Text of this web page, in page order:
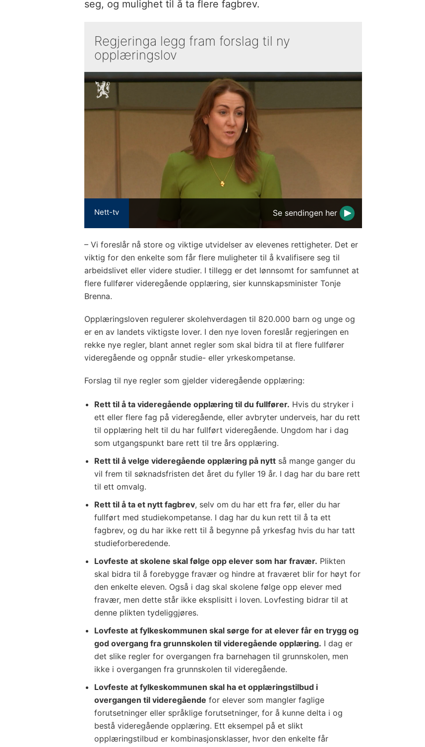
seg, og mulighet til å ta flere fagbrev.
Nett-tv
Regjeringa legg fram forslag til ny
opplæringslov
Se sendingen her
– Vi foreslår nå store og viktige utvidelser av elevenes rettigheter. Det er
viktig for den enkelte som får flere muligheter til å kvalifisere seg til
arbeidslivet eller videre studier. I tillegg er det lønnsomt for samfunnet at
flere fullfører videregående opplæring, sier kunnskapsminister Tonje
Brenna.
Opplæringsloven regulerer skolehverdagen til 820.000 barn og unge og
er en av landets viktigste lover. I den nye loven foreslår regjeringen en
rekke nye regler, blant annet regler som skal bidra til at flere fullfører
videregående og oppnår studie- eller yrkeskompetanse.
Forslag til nye regler som gjelder videregående opplæring:
Rett til å ta videregående opplæring til du fullfører. Hvis du stryker i
ett eller flere fag på videregående, eller avbryter underveis, har du rett
til opplæring helt til du har fullført videregående. Ungdom har i dag
som utgangspunkt bare rett til tre års opplæring.
Rett til å velge videregående opplæring på nytt så mange ganger du
vil frem til søknadsfristen det året du fyller 19 år. I dag har du bare rett
til ett omvalg.
Rett til å ta et nytt fagbrev, selv om du har ett fra før, eller du har
fullført med studiekompetanse. I dag har du kun rett til å ta ett
fagbrev, og du har ikke rett til å begynne på yrkesfag hvis du har tatt
studieforberedende.
Lovfeste at skolene skal følge opp elever som har fravær. Plikten
skal bidra til å forebygge fravær og hindre at fraværet blir for høyt for
den enkelte eleven. Også i dag skal skolene følge opp elever med
fravær, men dette står ikke eksplisitt i loven. Lovfesting bidrar til at
denne plikten tydeliggjøres.
Lovfeste at fylkeskommunen skal sørge for at elever får en trygg og
god overgang fra grunnskolen til videregående opplæring. I dag er
det slike regler for overgangen fra barnehagen til grunnskolen, men
ikke i overgangen fra grunnskolen til videregående.
Lovfeste at fylkeskommunen skal ha et opplæringstilbud i
overgangen til videregående for elever som mangler faglige
forutsetninger eller språklige forutsetninger, for å kunne delta i og
bestå videregående opplæring. Ett eksempel på et slikt
opplæringstilbud er kombinasjonsklasser, hvor den enkelte får